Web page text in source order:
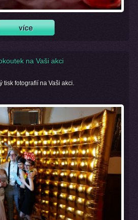
na Vaši akci
tisk fotografií na Vaši akci.